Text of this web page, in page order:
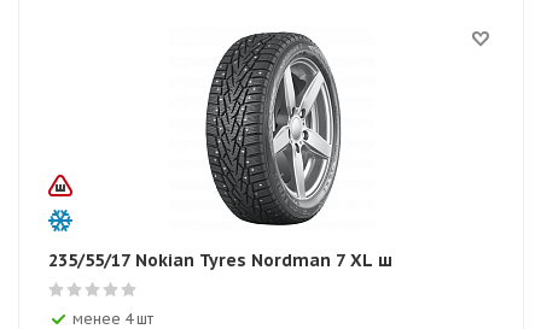
235/55/17 Nokian Tyres Nordman 7 XL ш
менее 4 шт